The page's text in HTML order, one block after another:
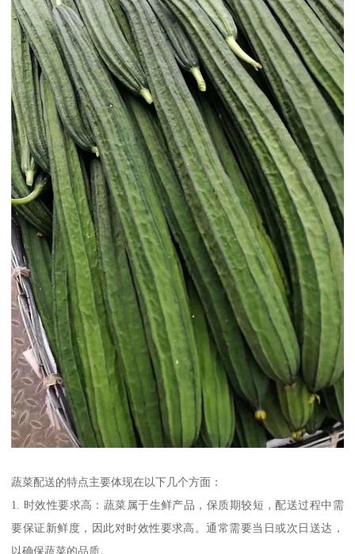
蔬菜配送的特点主要体现在以下几个方面：
1. 时效性要求高：蔬菜属于生鲜产品，保质期较短，配送过程中需
要保证新鲜度，因此对时效性要求高。通常需要当日或次日送达，
以确保蔬菜的品质。